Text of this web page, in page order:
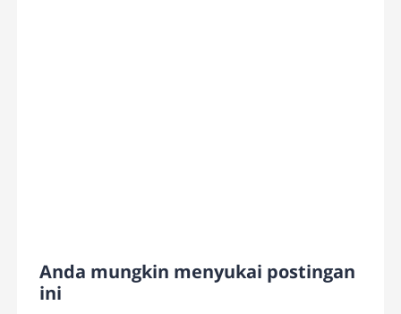
Anda mungkin menyukai postingan
ini